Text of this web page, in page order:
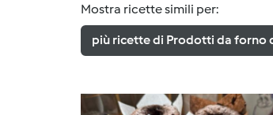
Mostra ricette simili per:
più ricette di Prodotti da forno